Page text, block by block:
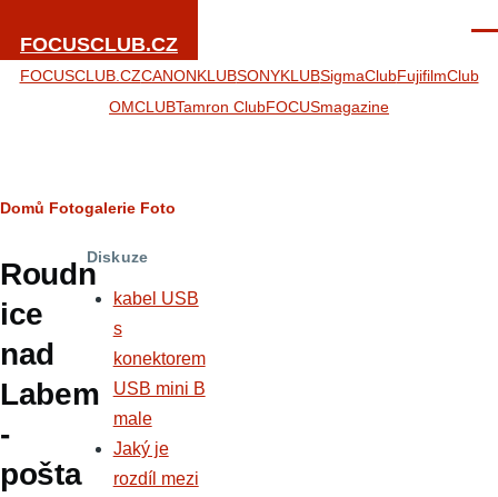
FOCUSCLUB.CZ
FOCUSCLUB.CZCANONKLUBSONYKLUBSigmaClubFujifilmClub
OMCLUBTamron ClubFOCUSmagazine
Drobečková
navigace
Domů Fotogalerie Foto
Roudn
ice
nad
Labem
-
pošta
Diskuze
kabel USB
s
konektorem
USB mini B
male
Jaký je
rozdíl mezi